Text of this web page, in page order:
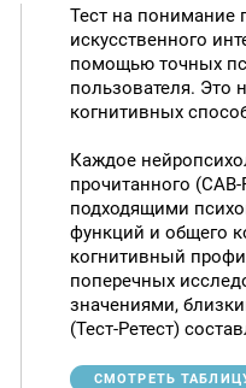
Тест на понимание
искусственного
помощью точных
пользователя. Это
когнитивных
Каждое
прочитанного
подходящими
функций и общего
когнитивный
поперечных
значениями,
(Тест-Ретест)
СМОТРЕТЬ